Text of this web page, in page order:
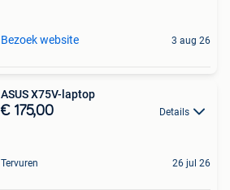
Bezoek website 3 aug 26
ASUS X75V-laptop
€ 175,00 Details
Tervuren 26 jul 26